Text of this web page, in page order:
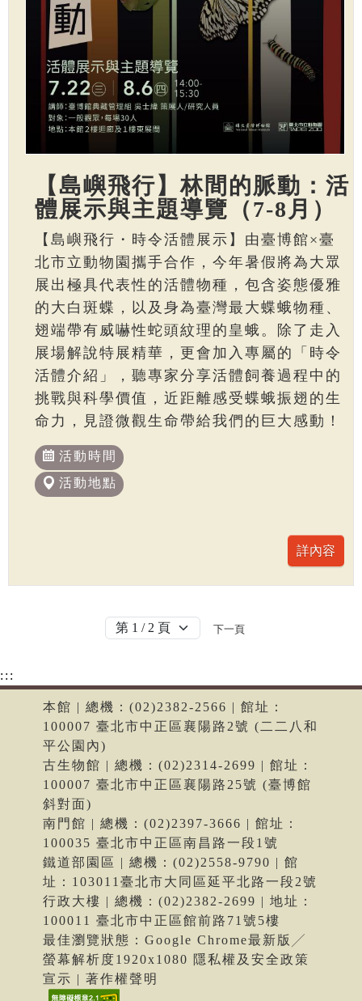
【島嶼飛行】林間的脈動：活
體展示與主題導覽（7-8月）
【島嶼飛行・時令活體展示】由臺博館×臺
北市立動物園攜手合作，今年暑假將為大眾
展出極具代表性的活體物種，包含姿態優雅
的大白斑蝶，以及身為臺灣最大蝶蛾物種、
翅端帶有威嚇性蛇頭紋理的皇蛾。除了走入
展場解說特展精華，更會加入專屬的「時令
活體介紹」，聽專家分享活體飼養過程中的
挑戰與科學價值，近距離感受蝶蛾振翅的生
命力，見證微觀生命帶給我們的巨大感動！
活動時間
活動地點
下一頁
:::
本館 | 總機：(02)2382-2566 | 館址：
100007 臺北市中正區襄陽路2號 (二二八和
平公園內)
古生物館 | 總機：(02)2314-2699 | 館址：
100007 臺北市中正區襄陽路25號 (臺博館
斜對面)
南門館 | 總機：(02)2397-3666 | 館址：
100035 臺北市中正區南昌路一段1號
鐵道部園區 | 總機：(02)2558-9790 | 館
址：103011臺北市大同區延平北路一段2號
行政大樓 | 總機：(02)2382-2699 | 地址：
100011 臺北市中正區館前路71號5樓
最佳瀏覽狀態：Google Chrome最新版╱
螢幕解析度1920x1080 隱私權及安全政策
宣示 | 著作權聲明